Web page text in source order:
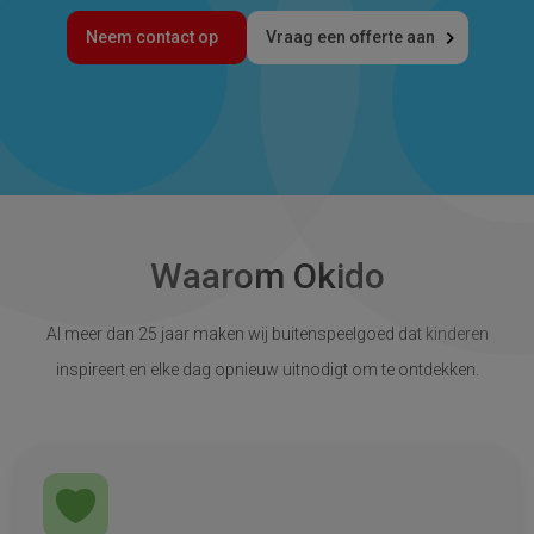
Neem contact op Vraag een offerte aan
Waarom Okido
Al meer dan 25 jaar maken wij buitenspeelgoed dat kinderen
inspireert en elke dag opnieuw uitnodigt om te ontdekken.